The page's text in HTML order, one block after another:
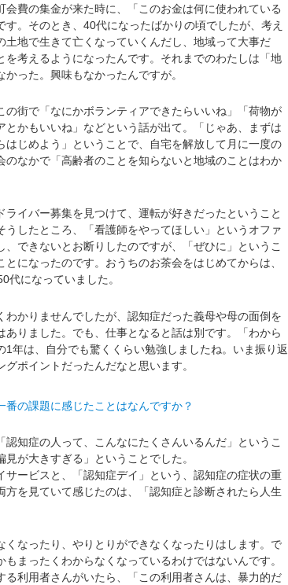
費の集金が来た時に、「このお金は何に使われている
。そのとき、40代になったばかりの頃でしたが、考え
地で生きて亡くなっていくんだし、地域って大事だ
考えるようになったんです。それまでのわたしは「地
った。興味もなかったんですが。
街で「なにかボランティアできたらいいね」「荷物が
かもいいね」などという話が出て。「じゃあ、まずは
じめよう」ということで、自宅を解放して月に一度の
なかで「高齢者のことを知らないと地域のことはわか
イバー募集を見つけて、運転が好きだったということ
したところ、「看護師をやってほしい」というオファ
できないとお断りしたのですが、「ぜひに」というこ
になったのです。おうちのお茶会をはじめてからは、
代になっていました。
かりませんでしたが、認知症だった義母や母の面倒を
りました。でも、仕事となると話は別です。「わから
年は、自分でも驚くくらい勉強しましたね。いま振り返
ポイントだったんだなと思います。
の課題に感じたことはなんですか？
知症の人って、こんなにたくさんいるんだ」というこ
が大きすぎる」ということでした。
ービスと、「認知症デイ」という、認知症の症状の重
を見ていて感じたのは、「認知症と診断されたら人生
なったり、やりとりができなくなったりはします。で
まったくわからなくなっているわけではないんです。
利用者さんがいたら、「この利用者さんは、暴力的だ